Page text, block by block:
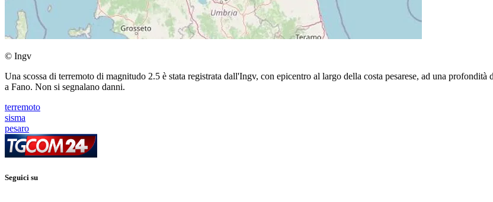
© Ingv
Una scossa di terremoto di magnitudo 2.5 è stata registrata dall'Ingv, con epicentro al largo della costa pesarese, ad una
a Fano. Non si segnalano danni.
terremoto
sisma
pesaro
Seguici su